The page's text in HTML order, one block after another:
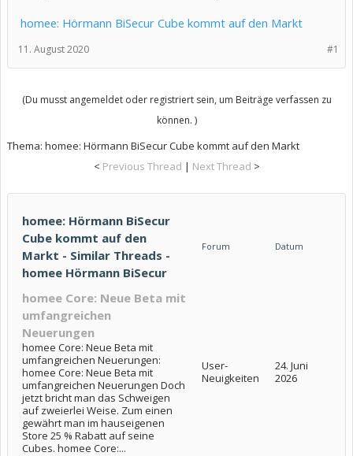
homee: Hörmann BiSecur Cube kommt auf den Markt
#1
11. August 2020
(Du musst angemeldet oder registriert sein, um Beiträge verfassen zu
können. )
Thema: homee: Hörmann BiSecur Cube kommt auf den Markt
< Previous Thread | Next Thread >
homee: Hörmann BiSecur
Cube kommt auf den
Markt - Similar Threads -
homee Hörmann BiSecur
Forum Datum
homee Core: Neue Beta mit
umfangreichen
Neuerungen
homee Core: Neue Beta mit
umfangreichen Neuerungen:
homee Core: Neue Beta mit
umfangreichen Neuerungen Doch
jetzt bricht man das Schweigen
auf zweierlei Weise. Zum einen
gewährt man im hauseigenen
Store 25 % Rabatt auf seine
Cubes. homee Core:...
User-
Neuigkeiten
24. Juni
2026